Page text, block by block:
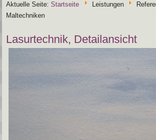
Aktuelle Seite:Startseite Leistungen
Maltechniken
Lasurtechnik, Detailansicht